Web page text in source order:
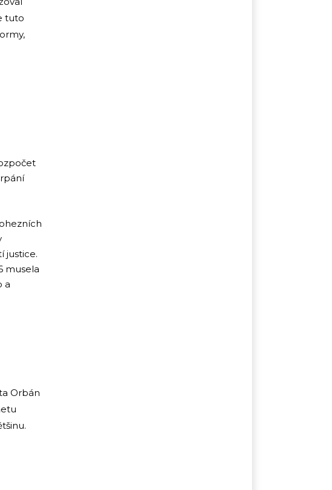
tuto
justice.
musela
a
Orbán